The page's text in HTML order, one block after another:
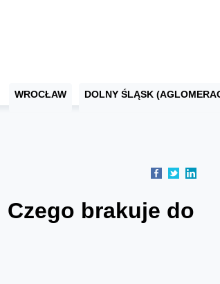
WROCŁAW DOLNY ŚLĄSK
brakuje do